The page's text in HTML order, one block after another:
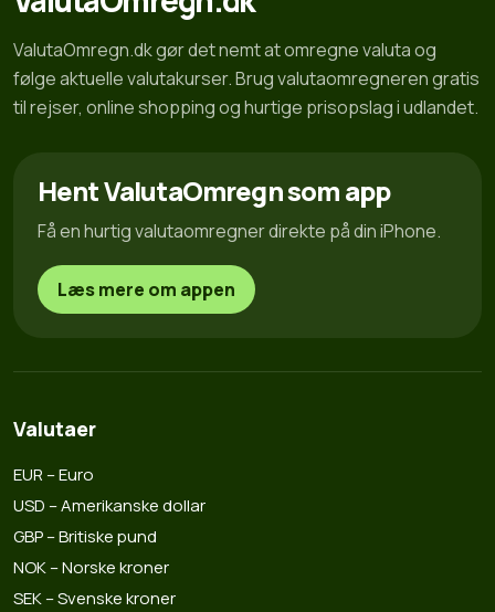
ValutaOmregn.dk gør det nemt at omregne valuta og
følge aktuelle valutakurser. Brug valutaomregneren gratis
til rejser, online shopping og hurtige prisopslag i udlandet.
Hent ValutaOmregn som app
Få en hurtig valutaomregner direkte på din iPhone.
Læs mere om appen
Valutaer
EUR – Euro
USD – Amerikanske dollar
GBP – Britiske pund
NOK – Norske kroner
SEK – Svenske kroner